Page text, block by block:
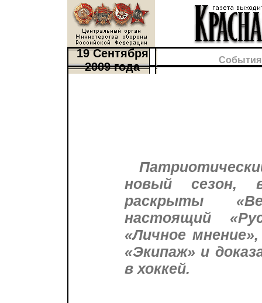
19 Сентября
2009 года
новый сезон,
раскрыты
настоящий
«Личное
«Экипаж» и
в хоккей.